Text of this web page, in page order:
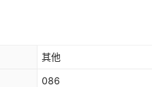
其他
086